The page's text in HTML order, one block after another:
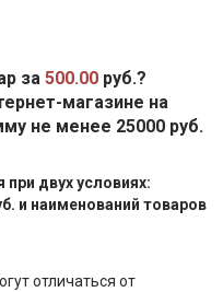
за 500.00 руб.?
магазине на
не менее 25000 руб.
двух условиях:
и наименований товаров
отличаться от